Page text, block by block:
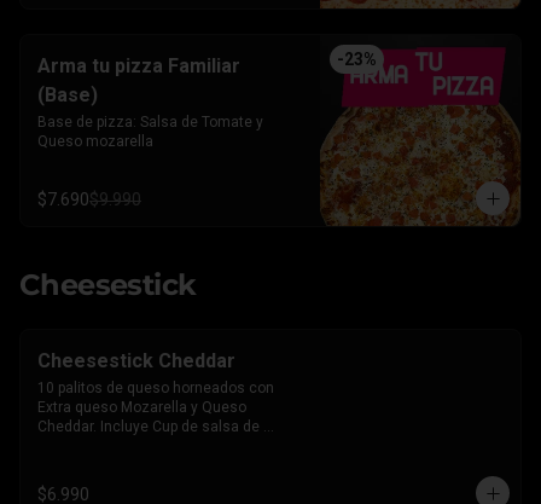
-23%
Arma tu pizza Familiar
(Base)
Base de pizza: Salsa de Tomate y
Queso mozarella
$7.690$9.990
Cheesestick
Cheesestick Cheddar
10 palitos de queso horneados con
Extra queso Mozarella y Queso
Cheddar. Incluye Cup de salsa de
$6.990